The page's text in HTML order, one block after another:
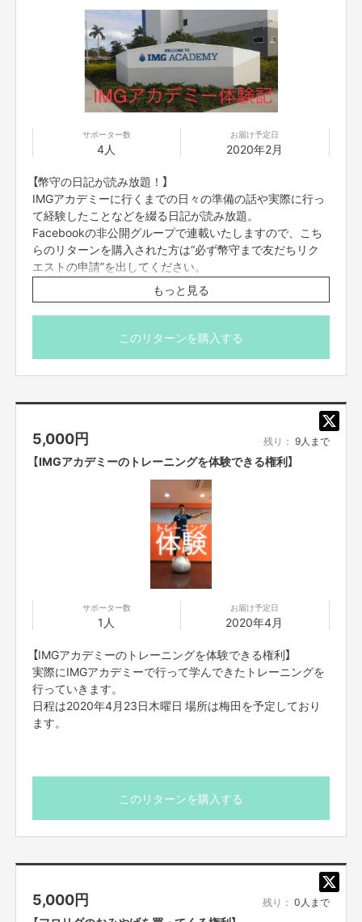
不良品、発送商品間違いの場合、着払いにて対応いたします。
サポーター数
4人
お届け予定日
2020年2月
【幣守の日記が読み放題！】
IMGアカデミーに行くまでの日々の準備の話や実際に行っ
て経験したことなどを綴る日記が読み放題。
Facebookの非公開グループで連載いたしますので、こち
らのリターンを購入された方は“必ず幣守まで友だちリク
エストの申請”を出してください。
申請の際メッセージがあると助かります。
スポーツ関係者におススメです。
もっと見る
このリターンを購入する
5,000円 残り： 9人まで
【IMGアカデミーのトレーニングを体験できる権利】
サポーター数
1人
お届け予定日
2020年4月
【IMGアカデミーのトレーニングを体験できる権利】
実際にIMGアカデミーで行って学んできたトレーニングを
行っていきます。
日程は2020年4月23日木曜日 場所は梅田を予定しており
ます。
このリターンを購入する
5,000円 残り： 0人まで